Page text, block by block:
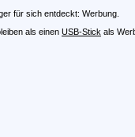
für sich entdeckt: Werbung.
als einen USB-Stick als